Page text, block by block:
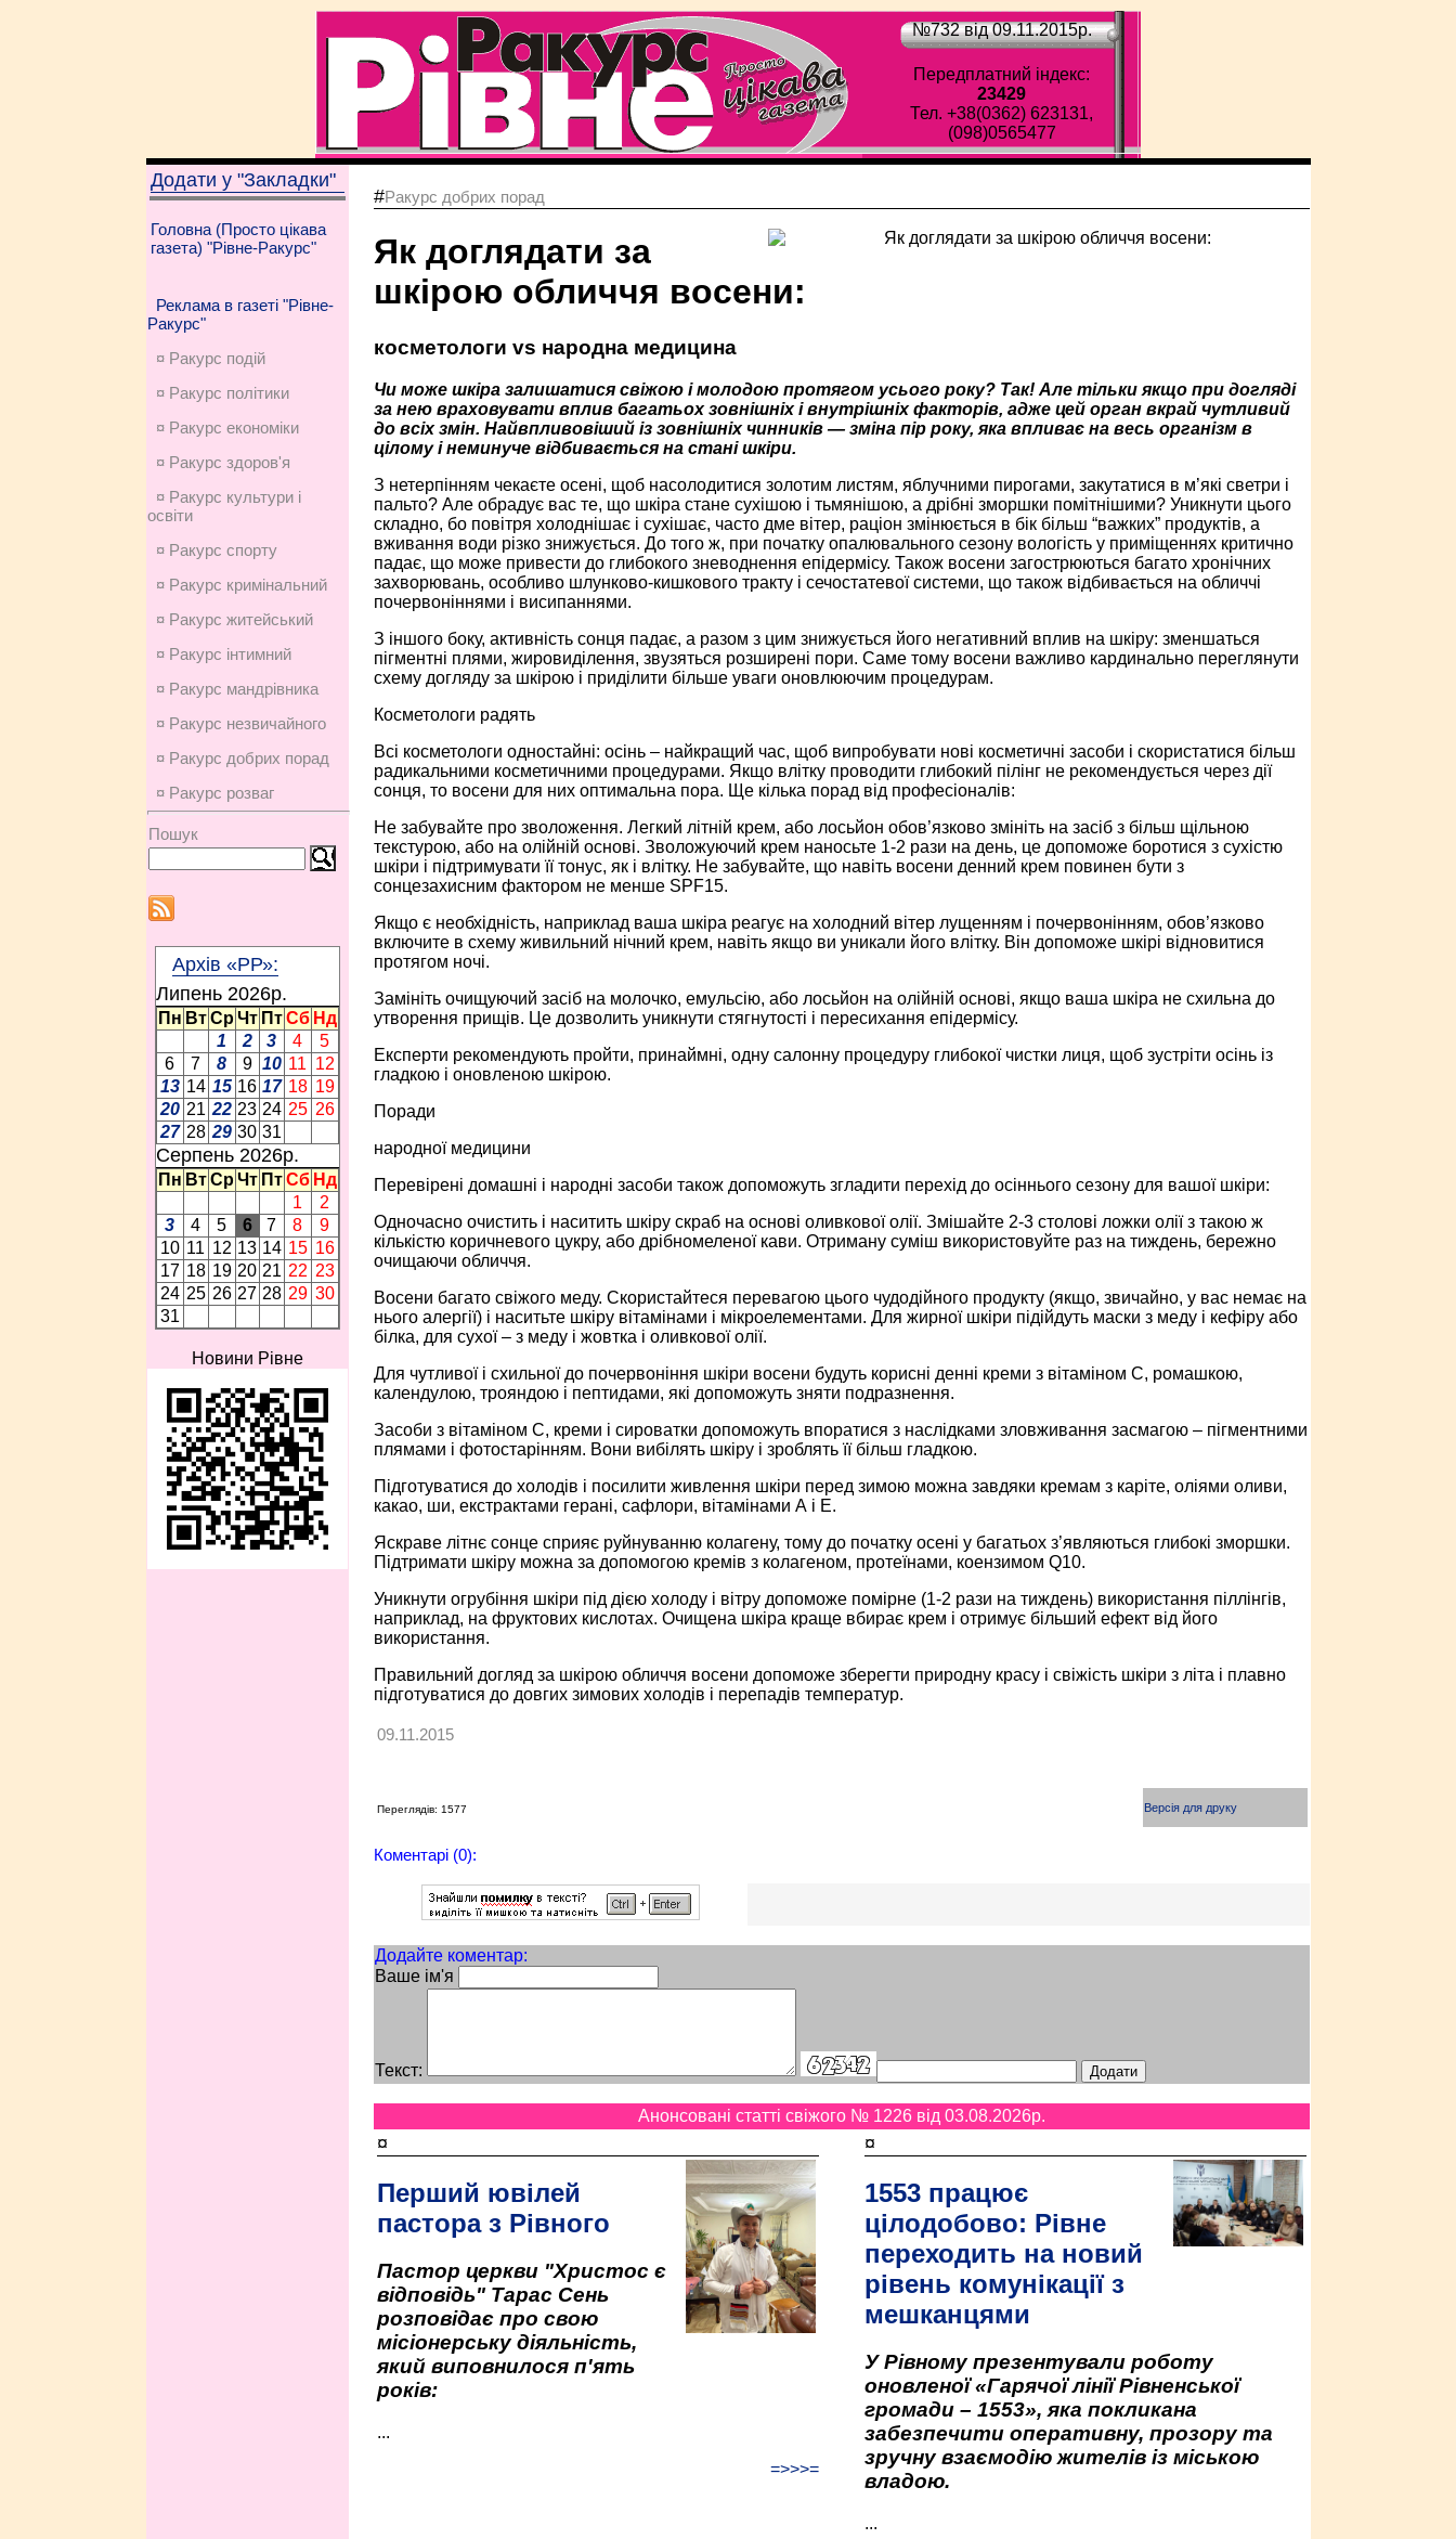
№732 від 09.11.2015p.
Передплатний індекс:
23429
Тел. +38(0362) 623131,
(098)0565477
Додати у "Закладки"
Головна (Просто цікава
газета) "Рівне-Ракурс"
Реклама в газеті "Рівне-
Ракурс"
¤ Ракурс подій
¤ Ракурс політики
¤ Ракурс економiки
¤ Ракурс здоров'я
¤ Ракурс культури і
освіти
¤ Ракурс спорту
¤ Ракурс кримінальний
¤ Ракурс житейський
¤ Ракурс інтимний
¤ Ракурс мандрівника
¤ Ракурс незвичайного
¤ Ракурс добрих порад
¤ Ракурс розваг
Пошук
Архів «РР»:
Липень 2026p.
Пн Вт Ср Чт Пт Сб Нд
1
2 3 4
5
6
7 8 9 10 11 12
13 14 15 16 17 18 19
20 21 22 23 24 25 26
27 28 29 30 31
Серпень 2026p.
Пн Вт Ср Чт Пт Сб Нд
1
2
3
4 5 6 7 8
9
10 11 12 13 14 15 16
17 18 19 20 21 22 23
24 25 26 27 28 29 30
31
Новини Рівне
#Ракурс добрих порад
Як доглядати за
шкірою обличчя восени:
косметологи vs народна медицина
Чи може шкіра залишатися свіжою і молодою протягом усього року? Так! Але тільки якщо при догляді
за нею враховувати вплив багатьох зовнішніх і внутрішніх факторів, адже цей орган вкрай чутливий
до всіх змін. Найвпливовіший із зовнішніх чинників — зміна пір року, яка впливає на весь організм в
цілому і неминуче відбивається на стані шкіри.
З нетерпінням чекаєте осені, щоб насолодитися золотим листям, яблучними пирогами, закутатися в м’які светри і
пальто? Але обрадує вас те, що шкіра стане сухішою і тьмянішою, а дрібні зморшки помітнішими? Уникнути цього
складно, бо повітря холоднішає і сухішає, часто дме вітер, раціон змінюється в бік більш “важких” продуктів, а
вживання води різко знижується. До того ж, при початку опалювального сезону вологість у приміщеннях критично
падає, що може привести до глибокого зневоднення епідермісу. Також восени загострюються багато хронічних
захворювань, особливо шлунково-кишкового тракту і сечостатевої системи, що також відбивається на обличчі
почервоніннями і висипаннями.
З іншого боку, активність сонця падає, а разом з цим знижується його негативний вплив на шкіру: зменшаться
пігментні плями, жировиділення, звузяться розширені пори. Саме тому восени важливо кардинально переглянути
схему догляду за шкірою і приділити більше уваги оновлюючим процедурам.
Косметологи радять
Всі косметологи одностайні: осінь – найкращий час, щоб випробувати нові косметичні засоби і скористатися більш
радикальними косметичними процедурами. Якщо влітку проводити глибокий пілінг не рекомендується через дії
сонця, то восени для них оптимальна пора. Ще кілька порад від професіоналів:
Не забувайте про зволоження. Легкий літній крем, або лосьйон обов’язково змініть на засіб з більш щільною
текстурою, або на олійній основі. Зволожуючий крем наносьте 1-2 рази на день, це допоможе боротися з сухістю
шкіри і підтримувати її тонус, як і влітку. Не забувайте, що навіть восени денний крем повинен бути з
сонцезахисним фактором не менше SPF15.
Якщо є необхідність, наприклад ваша шкіра реагує на холодний вітер лущенням і почервонінням, обов’язково
включите в схему живильний нічний крем, навіть якщо ви уникали його влітку. Він допоможе шкірі відновитися
протягом ночі.
Замініть очищуючий засіб на молочко, емульсію, або лосьйон на олійній основі, якщо ваша шкіра не схильна до
утворення прищів. Це дозволить уникнути стягнутості і пересихання епідермісу.
Експерти рекомендують пройти, принаймні, одну салонну процедуру глибокої чистки лиця, щоб зустріти осінь із
гладкою і оновленою шкірою.
Поради
народної медицини
Перевірені домашні і народні засоби також допоможуть згладити перехід до осіннього сезону для вашої шкіри:
Одночасно очистить і наситить шкіру скраб на основі оливкової олії. Змішайте 2-3 столові ложки олії з такою ж
кількістю коричневого цукру, або дрібномеленої кави. Отриману суміш використовуйте раз на тиждень, бережно
очищаючи обличчя.
Восени багато свіжого меду. Скористайтеся перевагою цього чудодійного продукту (якщо, звичайно, у вас немає на
нього алергії) і наситьте шкіру вітамінами і мікроелементами. Для жирної шкіри підійдуть маски з меду і кефіру або
білка, для сухої – з меду і жовтка і оливкової олії.
Для чутливої і схильної до почервоніння шкіри восени будуть корисні денні креми з вітаміном С, ромашкою,
календулою, трояндою і пептидами, які допоможуть зняти подразнення.
Засоби з вітаміном С, креми і сироватки допоможуть впоратися з наслідками зловживання засмагою – пігментними
плямами і фотостарінням. Вони вибілять шкіру і зроблять її більш гладкою.
Підготуватися до холодів і посилити живлення шкіри перед зимою можна завдяки кремам з каріте, оліями оливи,
какао, ши, екстрактами герані, сафлори, вітамінами А і Е.
Яскраве літнє сонце сприяє руйнуванню колагену, тому до початку осені у багатьох з’являються глибокі зморшки.
Підтримати шкіру можна за допомогою кремів з колагеном, протеїнами, коензимом Q10.
Уникнути огрубіння шкіри під дією холоду і вітру допоможе помірне (1-2 рази на тиждень) використання піллінгів,
наприклад, на фруктових кислотах. Очищена шкіра краще вбирає крем і отримує більший ефект від його
використання.
Правильний догляд за шкірою обличчя восени допоможе зберегти природну красу і свіжість шкіри з літа і плавно
підготуватися до довгих зимових холодів і перепадів температур.
09.11.2015
Переглядів: 1577 Версія для друку
Коментарі (0):
Додайте коментар:
Ваше ім'я
Текст:
Анонсовані статті свіжого № 1226 від 03.08.2026p.
¤
Перший ювілей
пастора з Рівного
Пастор церкви "Христос є
відповідь" Тарас Сень
розповідає про свою
місіонерську діяльність,
який виповнилося п'ять
років:
...
=>>>=
¤
1553 працює
цілодобово: Рівне
переходить на новий
рівень комунікації з
мешканцями
У Рівному презентували роботу
оновленої «Гарячої лінії Рівненської
громади – 1553», яка покликана
забезпечити оперативну, прозору та
зручну взаємодію жителів із міською
владою.
...